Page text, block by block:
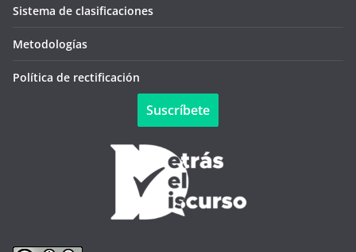
Sistema de clasificaciones
Metodologías
Política de rectificación
Suscríbete